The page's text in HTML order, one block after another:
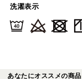
洗濯表示
あなたにオススメの商品